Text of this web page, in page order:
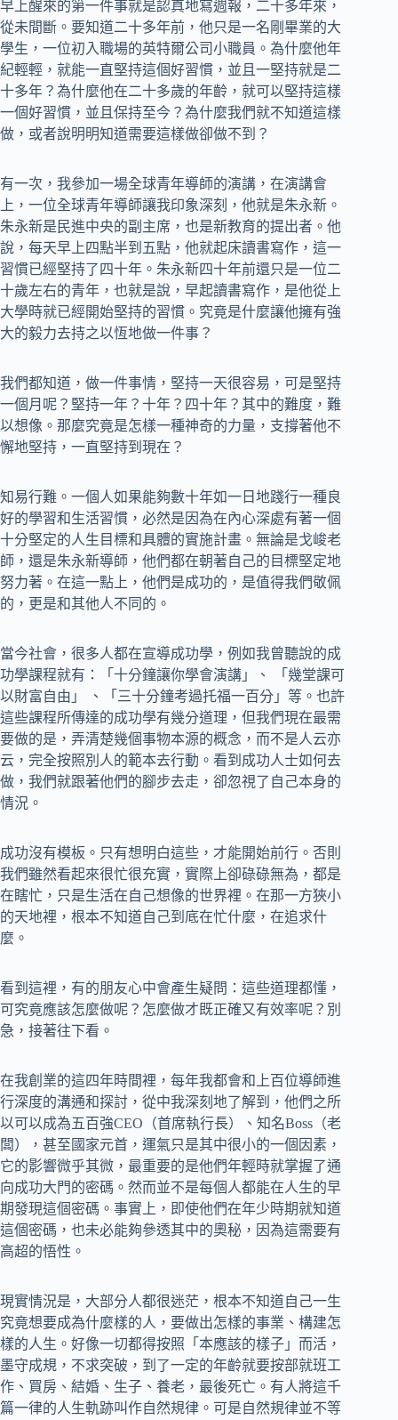
早上醒來的第一件事就是認真地寫週報，二十多年來，
從未間斷。要知道二十多年前，他只是一名剛畢業的大
學生，一位初入職場的英特爾公司小職員。為什麼他年
紀輕輕，就能一直堅持這個好習慣，並且一堅持就是二
十多年？為什麼他在二十多歲的年齡，就可以堅持這樣
一個好習慣，並且保持至今？為什麼我們就不知道這樣
做，或者說明明知道需要這樣做卻做不到？
有一次，我參加一場全球青年導師的演講，在演講會
上，一位全球青年導師讓我印象深刻，他就是朱永新。
朱永新是民進中央的副主席，也是新教育的提出者。他
說，每天早上四點半到五點，他就起床讀書寫作，這一
習慣已經堅持了四十年。朱永新四十年前還只是一位二
十歲左右的青年，也就是說，早起讀書寫作，是他從上
大學時就已經開始堅持的習慣。究竟是什麼讓他擁有強
大的毅力去持之以恆地做一件事？
我們都知道，做一件事情，堅持一天很容易，可是堅持
一個月呢？堅持一年？十年？四十年？其中的難度，難
以想像。那麼究竟是怎樣一種神奇的力量，支撐著他不
懈地堅持，一直堅持到現在？
知易行難。一個人如果能夠數十年如一日地踐行一種良
好的學習和生活習慣，必然是因為在內心深處有著一個
十分堅定的人生目標和具體的實施計畫。無論是戈峻老
師，還是朱永新導師，他們都在朝著自己的目標堅定地
努力著。在這一點上，他們是成功的，是值得我們敬佩
的，更是和其他人不同的。
當今社會，很多人都在宣導成功學，例如我曾聽說的成
功學課程就有：「十分鐘讓你學會演講」、 「幾堂課可
以財富自由」 、「三十分鐘考過托福一百分」等。也許
這些課程所傳達的成功學有幾分道理，但我們現在最需
要做的是，弄清楚幾個事物本源的概念，而不是人云亦
云，完全按照別人的範本去行動。看到成功人士如何去
做，我們就跟著他們的腳步去走，卻忽視了自己本身的
情況。
成功沒有模板。只有想明白這些，才能開始前行。否則
我們雖然看起來很忙很充實，實際上卻碌碌無為，都是
在瞎忙，只是生活在自己想像的世界裡。在那一方狹小
的天地裡，根本不知道自己到底在忙什麼，在追求什
麼。
看到這裡，有的朋友心中會產生疑問：這些道理都懂，
可究竟應該怎麼做呢？怎麼做才既正確又有效率呢？別
急，接著往下看。
在我創業的這四年時間裡，每年我都會和上百位導師進
行深度的溝通和探討，從中我深刻地了解到，他們之所
以可以成為五百強CEO（首席執行長）、知名Boss（老
闆），甚至國家元首，運氣只是其中很小的一個因素，
它的影響微乎其微，最重要的是他們年輕時就掌握了通
向成功大門的密碼。然而並不是每個人都能在人生的早
期發現這個密碼。事實上，即使他們在年少時期就知道
這個密碼，也未必能夠參透其中的奧秘，因為這需要有
高超的悟性。
現實情況是，大部分人都很迷茫，根本不知道自己一生
究竟想要成為什麼樣的人，要做出怎樣的事業、構建怎
樣的人生。好像一切都得按照「本應該的樣子」而活，
墨守成規，不求突破，到了一定的年齡就要按部就班工
作、買房、結婚、生子、養老，最後死亡。有人將這千
篇一律的人生軌跡叫作自然規律。可是自然規律並不等